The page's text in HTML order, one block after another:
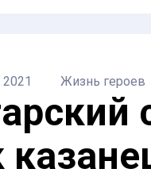
Жизнь героев